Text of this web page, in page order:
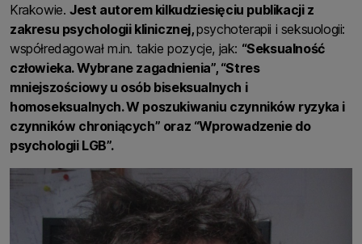
Krakowie. Jest autorem kilkudziesięciu publikacji z
zakresu psychologii klinicznej,psychoterapii i seksuologii:
współredagował m.in. takie pozycje, jak: “Seksualność
człowieka. Wybrane zagadnienia”, “Stres
mniejszościowy u osób biseksualnych i
homoseksualnych. W poszukiwaniu czynników ryzyka i
czynników chroniących” oraz “Wprowadzenie do
psychologii LGB”.